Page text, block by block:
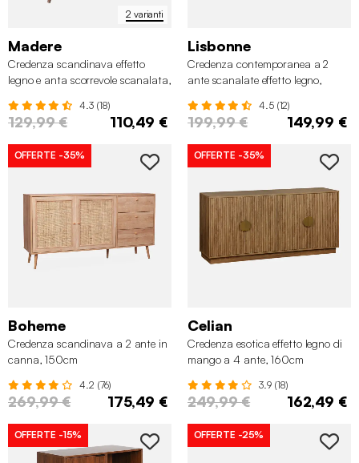
2 varianti
Madere
Credenza scandinava effetto
legno e anta scorrevole scanalata,
4.3 (18)
129,99 € 110,49 €
Lisbonne
Credenza contemporanea a 2
ante scanalate effetto legno,
4.5 (12)
199,99 € 149,99 €
OFFERTE -35%
Boheme
Credenza scandinava a 2 ante in
canna, 150cm
4.2 (76)
269,99 € 175,49 €
OFFERTE -35%
Celian
Credenza esotica effetto legno di
mango a 4 ante, 160cm
3.9 (18)
249,99 € 162,49 €
OFFERTE -15% OFFERTE -25%